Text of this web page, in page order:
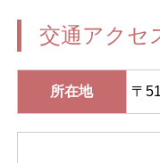
交通アクセ
所在地 〒